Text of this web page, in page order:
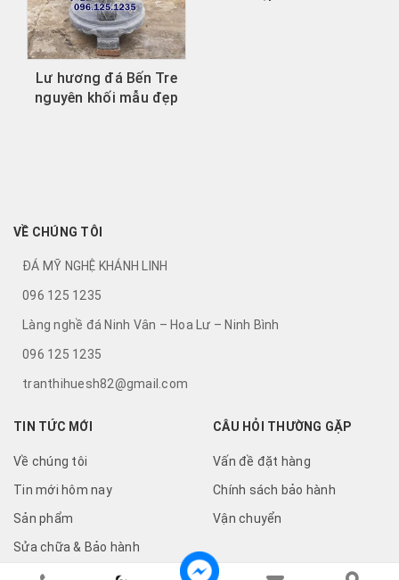
Lư hương đá Bến Tre
nguyên khối mẫu đẹp
VỀ CHÚNG TÔI
ĐÁ MỸ NGHỆ KHÁNH LINH
096 125 1235
Làng nghề đá Ninh Vân – Hoa Lư – Ninh Bình
096 125 1235
tranthihuesh82@gmail.com
TIN TỨC MỚI
Về chúng tôi
Tin mới hôm nay
Sản phẩm
Sửa chữa & Bảo hành
CÂU HỎI THƯỜNG GẶP
Vấn đề đặt hàng
Chính sách bảo hành
Vận chuyển